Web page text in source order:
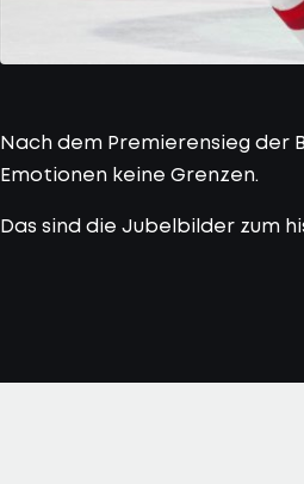
Nach dem Premierensieg der
Emotionen keine Grenzen.
Das sind die Jubelbilder zum